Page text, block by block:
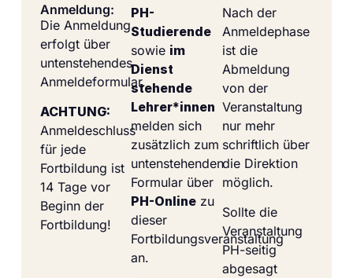
Anmeldung:
Die Anmeldung
erfolgt über
untenstehendes
Anmeldeformular.
ACHTUNG:
Anmeldeschluss
für jede
Fortbildung ist
14 Tage vor
Beginn der
Fortbildung!
PH-
Studierende
sowie im
Dienst
stehende
Lehrer*innen
melden sich
zusätzlich zum
untenstehenden
Formular über
PH-Online zu
dieser
Fortbildungsveranstaltung
an.
Nach der
Anmeldephase
ist die
Abmeldung
von der
Veranstaltung
nur mehr
schriftlich über
die Direktion
möglich.
Sollte die
Veranstaltung
PH-seitig
abgesagt